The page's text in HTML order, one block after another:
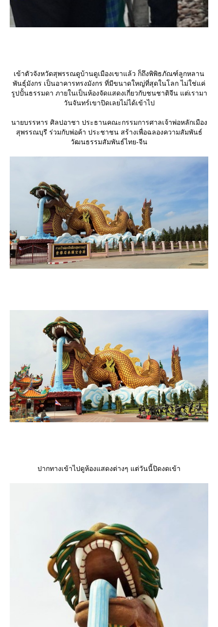
เข้าตัวจังหวัดสุพรรณดูบ้านดูเมืองเขาแล้ว ก็ถึงพิพิธภัณฑ์ลูกหลาน
พันธุ์มังกร เป็นอาคารทรงมังกร ที่มีขนาดใหญ่ที่สุดในโลก ไม่ใช่แค่
รูปปั้นธรรมดา ภายในเป็นห้องจัดแสดงเกี่ยวกับชนชาติจีน แต่เรามา
วันจันทร์เขาปิดเลยไม่ได้เข้าไป
นายบรรหาร ศิลปอาชา ประธานคณะกรรมการศาลเจ้าพ่อหลักเมือง
สุพรรณบุรี ร่วมกับพ่อค้า ประชาชน สร้างเพื่อฉลองความสัมพันธ์
วัฒนธรรมสัมพันธ์ไทย-จีน
ปากทางเข้าไปดูห้องแสดงต่างๆ แต่วันนี้ปิดงดเข้า